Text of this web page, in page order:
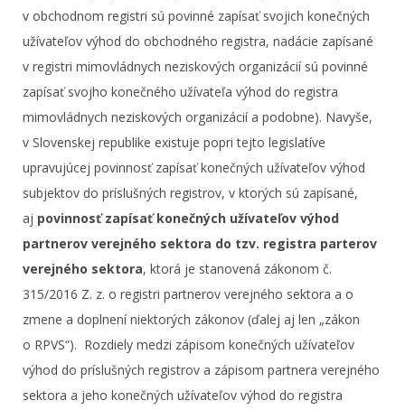
v obchodnom registri sú povinné zapísať svojich konečných
užívateľov výhod do obchodného registra, nadácie zapísané
v registri mimovládnych neziskových organizácií sú povinné
zapísať svojho konečného užívateľa výhod do registra
mimovládnych neziskových organizácií a podobne). Navyše,
v Slovenskej republike existuje popri tejto legislatíve
upravujúcej povinnosť zapísať konečných užívateľov výhod
subjektov do príslušných registrov, v ktorých sú zapísané,
aj povinnosť zapísať konečných užívateľov výhod
partnerov verejného sektora do tzv. registra parterov
verejného sektora, ktorá je stanovená zákonom č.
315/2016 Z. z. o registri partnerov verejného sektora a o
zmene a doplnení niektorých zákonov (ďalej aj len „zákon
o RPVS“). Rozdiely medzi zápisom konečných užívateľov
výhod do príslušných registrov a zápisom partnera verejného
sektora a jeho konečných užívateľov výhod do registra